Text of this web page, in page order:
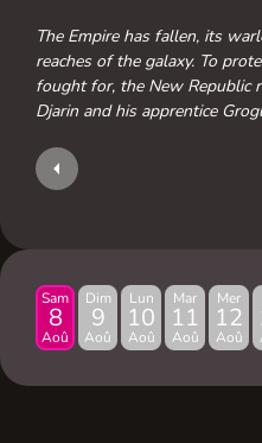
The Empire has fallen, its
reaches of the galaxy. To
fought for, the New Republic
Djarin and his apprentice
Sam
8
Aoû
Dim
9
Aoû
Lun
10
Aoû
Mar
11
Aoû
Mer
12
Aoû